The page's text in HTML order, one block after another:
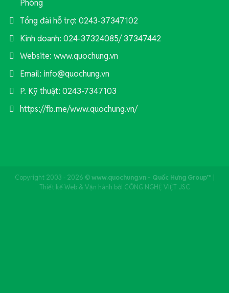
Phòng
Tổng đài hỗ trợ: 0243-37347102
Kinh doanh: 024-37324085/ 37347442
Website: www.quochung.vn
Email: info@quochung.vn
P. Kỹ thuật: 0243-7347103
https://fb.me/www.quochung.vn/
Copyright 2003 - 2026 ©www.quochung.vn - Quốc Hưng Group™ |
Thiết kế Web & Vận hành bởi CÔNG NGHỆ VIỆT JSC